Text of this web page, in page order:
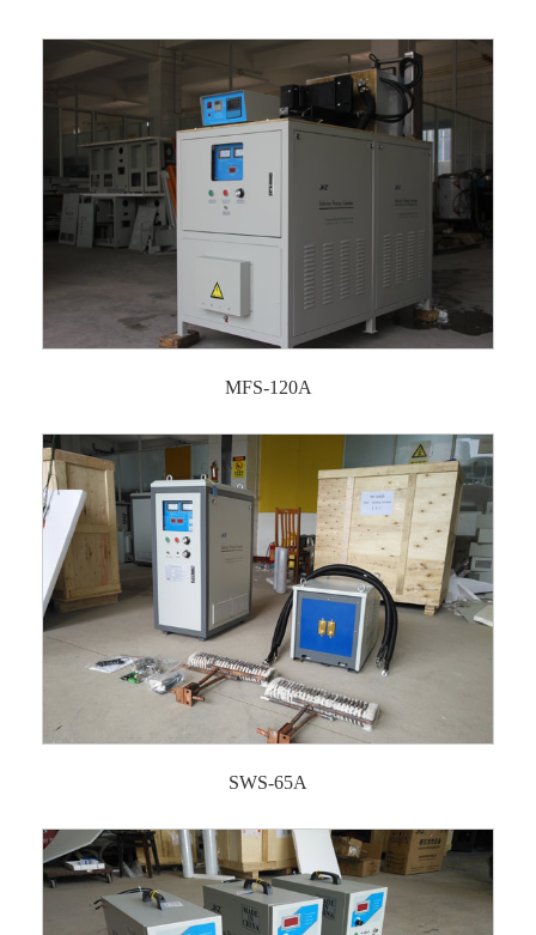
MFS-120A
SWS-65A